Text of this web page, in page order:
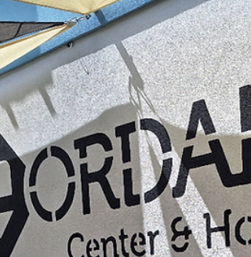
A világbajnokság mindig többről szól, mint a
fociról: közös élményekről, nagy
pillanatokról, emlékezetes gólokról és arról
az érzésről, amikor egy egész társaság
egyszerre ugrik fel a helyéről. A FORDAN
Center pontosan ezt az élményt hozza el a
VB idejére.